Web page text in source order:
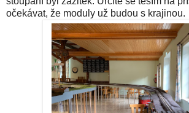
očekávat, že moduly už budou s krajinou.